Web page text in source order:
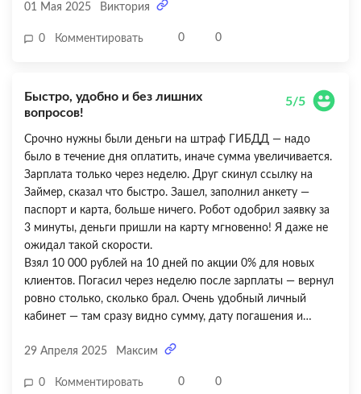
способы оплаты. Погасила через Сбербанк Онлайн —
напоминалок о дате погашения, надо самой
выручили!
01 Мая 2025 Виктория
0 Комментировать 0 0
Быстро, удобно и без лишних
вопросов!
5/5
Срочно нужны были деньги на штраф ГИБДД — надо
было в течение дня оплатить, иначе сумма увеличивается.
Зарплата только через неделю. Друг скинул ссылку на
Займер, сказал что быстро. Зашел, заполнил анкету —
паспорт и карта, больше ничего. Робот одобрил заявку за
3 минуты, деньги пришли на карту мгновенно! Я даже не
ожидал такой скорости.
Взял 10 000 рублей на 10 дней по акции 0% для новых
клиентов. Погасил через неделю после зарплаты — вернул
ровно столько, сколько брал. Очень удобный личный
кабинет — там сразу видно сумму, дату погашения и
деньги списались за минуту. Единственный минус — нет
оплатил вовремя, со скидкой успел. Теперь знаю, куда
29 Апреля 2025 Максим
0 Комментировать 0 0